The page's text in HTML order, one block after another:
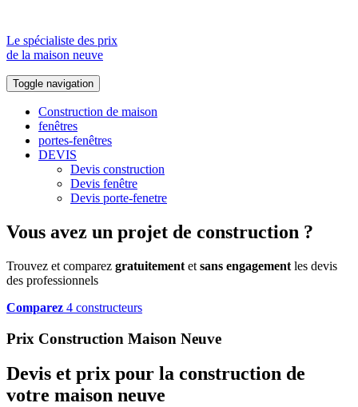
Le spécialiste des prix
de la maison neuve
Toggle navigation
Construction de maison
fenêtres
portes-fenêtres
DEVIS
Devis construction
Devis fenêtre
Devis porte-fenetre
Vous avez un projet de construction ?
Trouvez et comparez gratuitement et sans engagement les devis
des professionnels
Comparez 4 constructeurs
Prix Construction Maison Neuve
Devis et prix pour la construction de
votre maison neuve